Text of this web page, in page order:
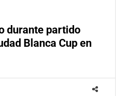
durante partido
Blanca Cup en